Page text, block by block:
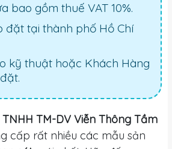
bao gồm thuế VAT 10%.
đặt tại thành phố Hồ Chí
kỹ thuật hoặc Khách Hàng
TM-DV Viễn Thông Tầm
cấp rất nhiều các mẫu sản